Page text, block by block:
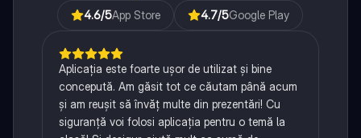
4.6/5App Store 4.7/5Google Play
Aplicația este foarte ușor de utilizat și bine
concepută. Am găsit tot ce căutam până acum
și am reușit să învăț multe din prezentări! Cu
siguranță voi folosi aplicația pentru o temă la